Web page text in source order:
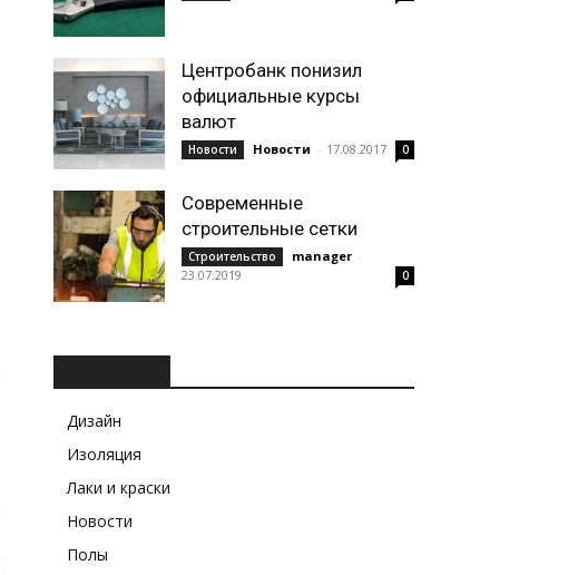
Центробанк понизил
официальные курсы
валют
Новости Новости - 17.08.2017 0
Современные
строительные сетки
Строительство manager -
23.07.2019
0
Дизайн
Изоляция
Лаки и краски
Новости
Полы